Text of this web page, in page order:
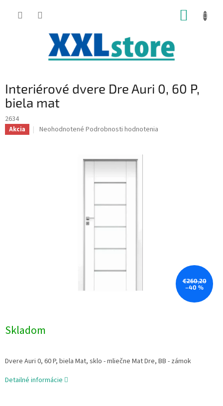
Interiérové dvere Dre Auri 0, 60 P,
biela mat
2634
Akcia
Priemerné
Neohodnotené Podrobnosti hodnotenia
€260,20
–40 %
Skladom
Dvere Auri 0, 60 P, biela Mat, sklo - mliečne Mat Dre, BB - zámok
Detailné informácie